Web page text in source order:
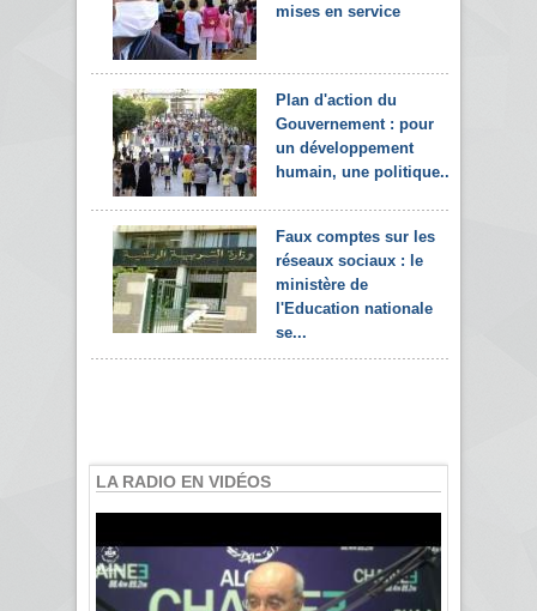
mises en service
Plan d'action du
Gouvernement : pour
un développement
humain, une politique...
Faux comptes sur les
réseaux sociaux : le
ministère de
l'Education nationale
se...
LA RADIO EN VIDÉOS